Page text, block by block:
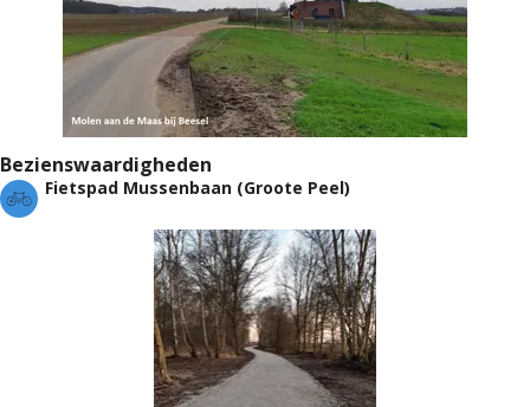
Bezienswaardigheden
Fietspad Mussenbaan (Groote Peel)